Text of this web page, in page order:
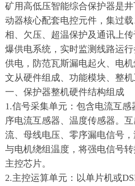
矿用高低压智能综合保护器是
动器核心配套电控元件，集过
相、欠压、超温保护及通讯上
爆供电系统，实时监测线路运
供电，防范瓦斯漏电起火、电
文从硬件组成、功能模块、整机
一、保护器整机硬件结构组成
1.信号采集单元：包含电流互
序电流互感器、温度传感器。
流、母线电压、零序漏电信号
与电机绕组温度，将强电信号
主控芯片。
2.主控运算单元：以单片机或